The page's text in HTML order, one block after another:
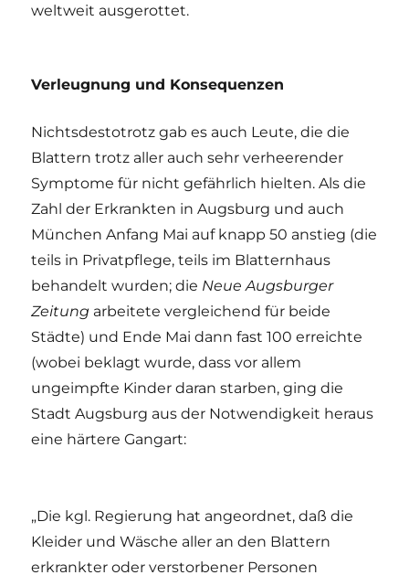
weltweit ausgerottet.
Verleugnung und Konsequenzen
Nichtsdestotrotz gab es auch Leute, die die
Blattern trotz aller auch sehr verheerender
Symptome für nicht gefährlich hielten. Als die
Zahl der Erkrankten in Augsburg und auch
München Anfang Mai auf knapp 50 anstieg (die
teils in Privatpflege, teils im Blatternhaus
behandelt wurden; die Neue Augsburger
Zeitung arbeitete vergleichend für beide
Städte) und Ende Mai dann fast 100 erreichte
(wobei beklagt wurde, dass vor allem
ungeimpfte Kinder daran starben, ging die
Stadt Augsburg aus der Notwendigkeit heraus
eine härtere Gangart:
„Die kgl. Regierung hat angeordnet, daß die
Kleider und Wäsche aller an den Blattern
erkrankter oder verstorbener Personen